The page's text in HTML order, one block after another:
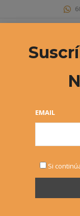
Buscar:
EMAIL
Si